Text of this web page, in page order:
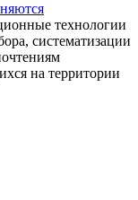
технологии
систематизации
на территории